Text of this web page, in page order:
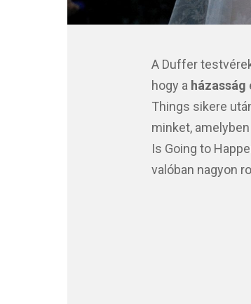
A Duffer
hogy a házasság
Things sikere
minket,
Is Going to
valóban nagyon